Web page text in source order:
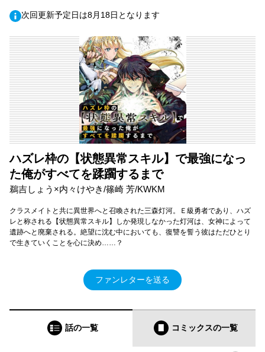
次回更新予定日は8月18日となります
ハズレ枠の【状態異常スキル】で最強になっ
た俺がすべてを蹂躙するまで
鵜吉しょう×内々けやき/篠崎 芳/KWKM
クラスメイトと共に異世界へと召喚された三森灯河。Ｅ級勇者であり、ハズ
レと称される【状態異常スキル】しか発現しなかった灯河は、女神によって
遺跡へと廃棄される。絶望に沈む中においても、復讐を誓う彼はただひとり
で生きていくことを心に決め……？
ファンレターを送る
話の一覧 コミックスの一覧